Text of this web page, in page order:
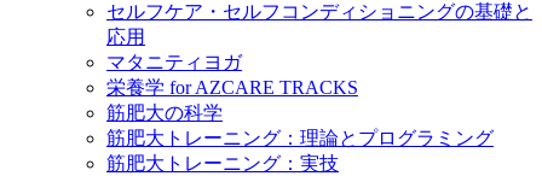
セルフケア・セルフコンディショニングの基礎と
応用
マタニティヨガ
栄養学 for AZCARE TRACKS
筋肥大の科学
筋肥大トレーニング：理論とプログラミング
筋肥大トレーニング：実技